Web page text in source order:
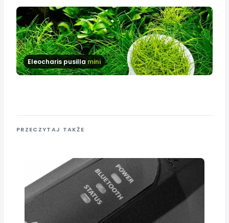
Eleocharis pusilla mini
PRZECZYTAJ TAKŻE